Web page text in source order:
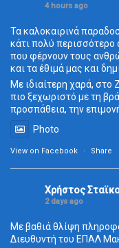
4 hours ago
Τα καλοκαιρινά
κάτι πολύ περισσότερο
που φέρνουν τους
και τα έθιμά μας και
Με ιδιαίτερη χαρά, στο
πιο ξεχωριστό με τη
προσπάθεια, την
Photo
View on Facebook · Share
Χρήστος
2 days ago
Με βαθιά θλίψη
Διευθυντή του ΕΠΑΛ